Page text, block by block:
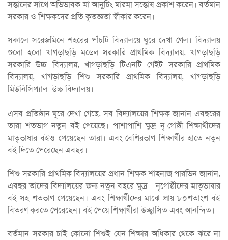
সন্তানের সাথে অভিভাবক মা আনুচিং মারমা সন্তোষ প্রকাশ করেন। বর্তমান
সরকার ও শিক্ষকদের প্রতি কৃতজ্ঞতা স্বীকার করেন।
সকালে সরেজমিনে শহরের পাঁচটি বিদ্যালয়ে ঘুরে দেখা গেল। বিদ্যালয়
গুলো হলো খাগড়াছড়ি মডেল সরকারি প্রাথমিক বিদ্যালয়, খাগড়াছড়ি
সরকারি উচ্চ বিদ্যালয়, খাগড়াছড়ি টিএনটি গেইট সরকারি প্রাথমিক
বিদ্যালয়, খাগড়াছড়ি শিশু সরকারি প্রাথমিক বিদ্যালয়, খাগড়াছড়ি
মিউনিসিপ্যাল উচ্চ বিদ্যালয়।
এসব প্রতিষ্ঠান ঘুরে দেখা গেছে, সব বিদ্যালয়ের শিক্ষক জানান এবছরের
তারা শতভাগ নতুন বই পেয়েছে। পাশাপাশি ক্ষুদ্র নৃ-গোষ্ঠী শিক্ষার্থীদের
মাতৃভাষার বইও পেয়েছেন তারা। এবং বেশিরভাগ শিক্ষার্থীর হাতে নতুন
বই দিতে পেরেছেন এবছর।
শিশু সরকারি প্রাথমিক বিদ্যালয়ের প্রধান শিক্ষক শাহনাজ পারভিন জানান,
এবছর তাদের বিদ্যালয়ের জন্য নতুন বছরে ক্ষুদ্র - নৃগোষ্ঠীদের মাতৃভাষার
বই সহ শতভাগ পেয়েছেন। এবং শিক্ষার্থীদের মাঝে প্রায় ৮০শতাংশ বই
বিতরণ করতে পেরেছেন। বই পেয়ে শিক্ষার্থীরা উচ্ছ্বাসিত এবং আনন্দিত।
বর্তমান সরকার চাই কোনো শিশুই যেন শিক্ষার অধিকার থেকে ঝরে না